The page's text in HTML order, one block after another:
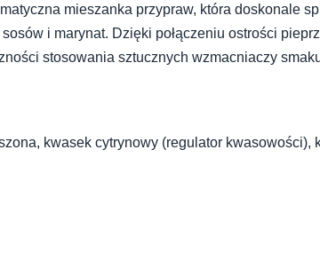
mieszanka przypraw, która doskonale
i marynat. Dzięki połączeniu ostrości
stosowania sztucznych wzmacniaczy
kwasek cytrynowy (regulator kwasowości),